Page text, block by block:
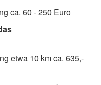
ca. 60 - 250 Euro
etwa 10 km ca. 635,-